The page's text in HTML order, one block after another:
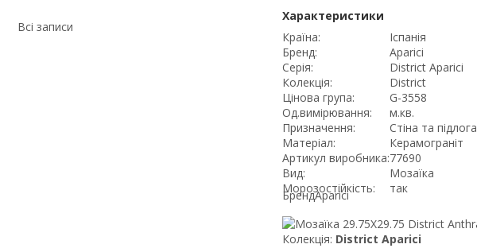
Характеристики
Країна:
Іспанія
Бренд:
Aparici
Серія:
District Aparici
Колекція:
District
Цінова група:
G-3558
Од.вимірювання:
м.кв.
Призначення:
Стіна та підлога
Матеріал:
Керамограніт
Артикул виробника:77690
Вид:
Мозаїка
Морозостійкість:
так
БрендAparici
Колекція: District Aparici
Всі записи